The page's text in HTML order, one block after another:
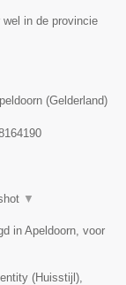
in de provincie
(Gelderland)
▼
in Apeldoorn, voor
(Huisstijl),